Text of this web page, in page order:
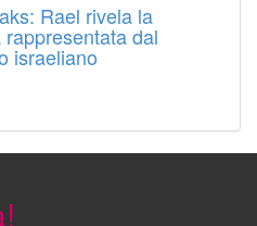
Rael rivela la
rappresentata dal
israeliano